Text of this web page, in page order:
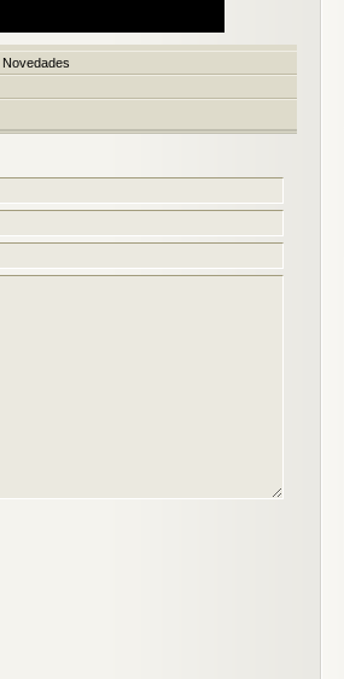
Novedades